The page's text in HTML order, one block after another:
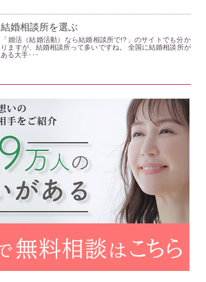
結婚相談所を選ぶ
「婚活（結婚活動）なら結婚相談所で!?」のサイトでも分か
りますが、結婚相談所って多いですね。 全国に結婚相談所が
ある大手･･･